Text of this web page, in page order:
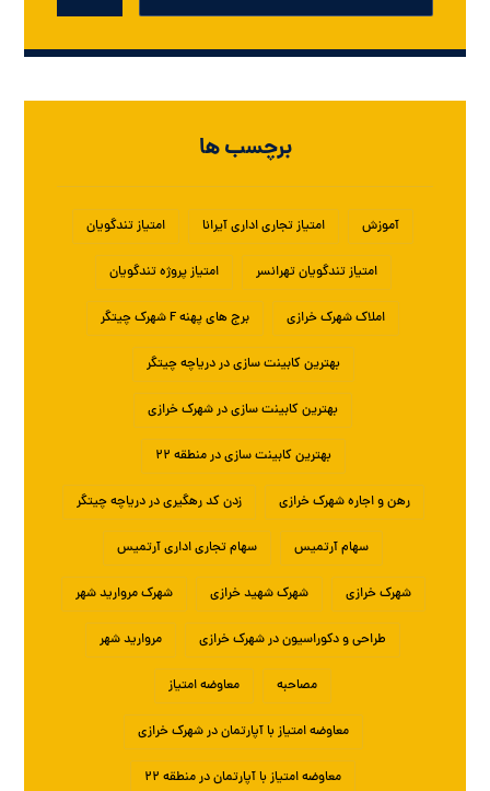
برچسب ها
آموزش امتیاز تجاری اداری آیرانا امتیاز تندگویان
امتیاز تندگویان تهرانسر امتیاز پروژه تندگویان
املاک شهرک خرازی برج های پهنه F شهرک چیتگر
بهترین کابینت سازی در دریاچه چیتگر
بهترین کابینت سازی در شهرک خرازی
بهترین کابینت سازی در منطقه ۲۲
رهن و اجاره شهرک خرازی زدن کد رهگیری در دریاچه چیتگر
سهام آرتمیس سهام تجاری اداری آرتمیس
شهرک خرازی شهرک شهید خرازی شهرک مروارید شهر
طراحی و دکوراسیون در شهرک خرازی مروارید شهر
مصاحبه معاوضه امتیاز
معاوضه امتیاز با آپارتمان در شهرک خرازی
معاوضه امتیاز با آپارتمان در منطقه ۲۲